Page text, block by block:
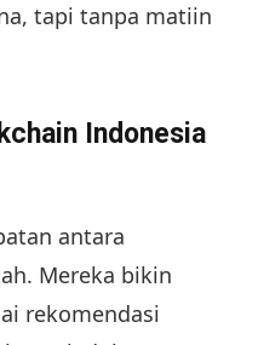
tapi tanpa matiin
Indonesia
antara
Mereka bikin
rekomendasi